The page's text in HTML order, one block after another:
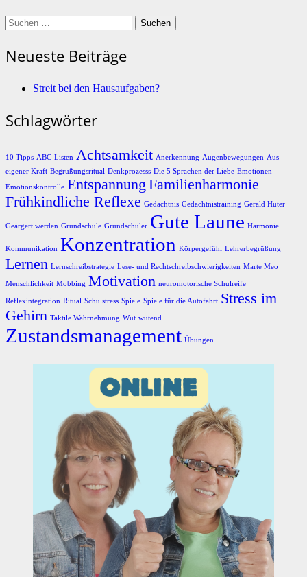
Suchen
nach:
Neueste Beiträge
Streit bei den Hausaufgaben?
Schlagwörter
10 Tipps ABC-Listen Achtsamkeit Anerkennung Augenbewegungen Aus
eigener Kraft Begrüßungsritual Denkprozesss Die 5 Sprachen der Liebe Emotionen
Emotionskontrolle Entspannung Familienharmonie
Frühkindliche Reflexe Gedächtnis Gedächtnistraining Gerald Hüter
Geärgert werden Grundschule Grundschüler Gute Laune Harmonie
Kommunikation Konzentration Körpergefühl Lehrerbegrüßung
Lernen Lernschreibstrategie Lese- und Rechtschreibschwierigkeiten Marte Meo
Menschlichkeit Mobbing Motivation neuromotorische Schulreife
Reflexintegration Ritual Schulstress Spiele Spiele für die Autofahrt Stress im
Gehirn Taktile Wahrnehmung Wut wütend
Zustandsmanagement Übungen